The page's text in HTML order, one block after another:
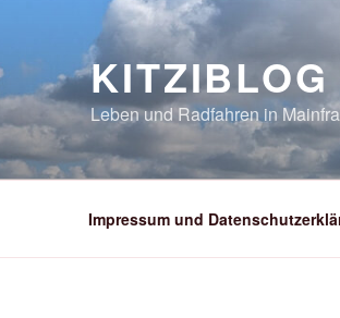
KITZIBLOG
Leben und Radfahren in
Impressum und